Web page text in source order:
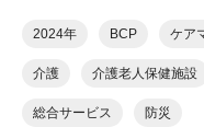
2024年 BCP ケア
介護 介護老人保健施設
総合サービス 防災